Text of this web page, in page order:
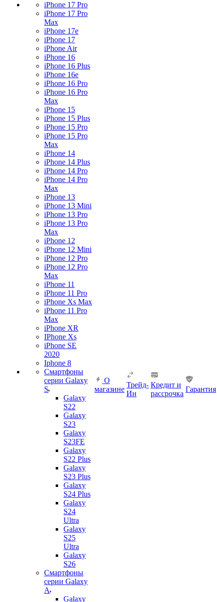
iPhone 17 Pro
iPhone 17 Pro
Max
iPhone 17e
iPhone 17
iPhone Air
iPhone 16
iPhone 16 Plus
iPhone 16e
iPhone 16 Pro
iPhone 16 Pro
Max
iPhone 15
iPhone 15 Plus
iPhone 15 Pro
iPhone 15 Pro
Max
iPhone 14
iPhone 14 Plus
iPhone 14 Pro
iPhone 14 Pro
Max
iPhone 13
iPhone 13 Mini
iPhone 13 Pro
iPhone 13 Pro
Max
iPhone 12
iPhone 12 Mini
iPhone 12 Pro
iPhone 12 Pro
Max
iPhone 11
iPhone 11 Pro
iPhone Xs Max
iPhone 11 Pro
Max
iPhone XR
IPhone Xs
iPhone SE
2020
Iphone 8
Смартфоны
серии Galaxy
S
Galaxy
S22
Galaxy
S23
Galaxy
S23FE
Galaxy
S22 Plus
Galaxy
S23 Plus
Galaxy
S24 Plus
Galaxy
S24
Ultra
Galaxy
S25
Ultra
Galaxy
S26
Смартфоны
серии Galaxy
A
Galaxy
О
магазине
Трейд-
Ин
Кредит и
рассрочка
Гарантия